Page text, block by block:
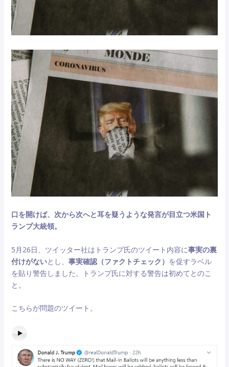
口を開けば、次から次へと耳を疑うような発言が目立つ米国ト
ランプ大統領。
5月26日、ツイッター社はトランプ氏のツイート内容に事実の裏
付けがないとし、 事実確認（ファクトチェック） を促すラベル
を貼り警告しました。トランプ氏に対する警告は初めてとのこ
と。
こちらが問題のツイート。